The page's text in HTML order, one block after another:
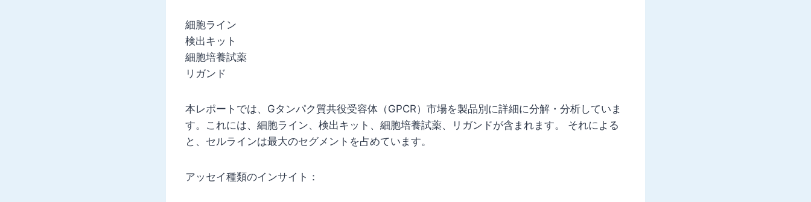
細胞ライン
検出キット
細胞培養試薬
リガンド
本レポートでは、Gタンパク質共役受容体（GPCR）市場を製品別に詳細に分解・分析していま
す。これには、細胞ライン、検出キット、細胞培養試薬、リガンドが含まれます。 それによる
と、セルラインは最大のセグメントを占めています。
アッセイ種類のインサイト：